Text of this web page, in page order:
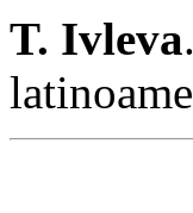
T. Ivleva